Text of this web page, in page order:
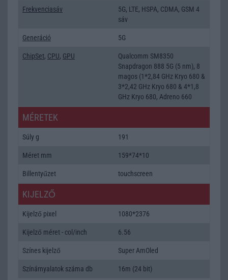
Frekvenciasáv
5G, LTE, HSPA, CDMA, GSM 4
sáv
Generáció 5G
ChipSet, CPU, GPU
Qualcomm SM8350
Snapdragon 888 5G (5 nm), 8
magos (1*2,84 GHz Kryo 680 &
3*2,42 GHz Kryo 680 & 4*1,8
GHz Kryo 680, Adreno 660
MÉRETEK
Súly g 191
Méret mm 159*74*10
Billentyűzet touchscreen
KIJELZŐ
Kijelző pixel 1080*2376
Kijelző méret - col/inch 6.56
Színes kijelző Super AmOled
Színárnyalatok száma db 16m (24 bit)